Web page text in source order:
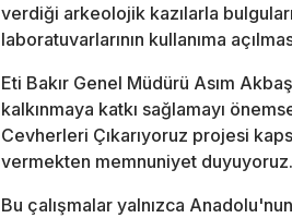
verdiği arkeolojik kazılarla
laboratuvarlarının kullanıma
Eti Bakır Genel Müdürü Asım
kalkınmaya katkı sağlamayı
Cevherleri Çıkarıyoruz projesi
vermekten memnuniyet duyuyoruz.
Bu çalışmalar yalnızca